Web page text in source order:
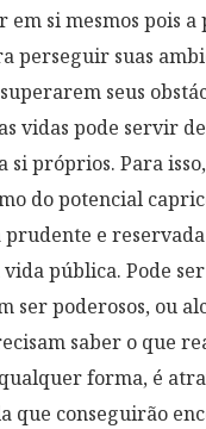
si mesmos pois
perseguir suas
seus
vidas pode servir
próprios. Para
do potencial
e reservada
pública. Pode
ser poderosos, ou
saber o que
forma, é
que conseguirão